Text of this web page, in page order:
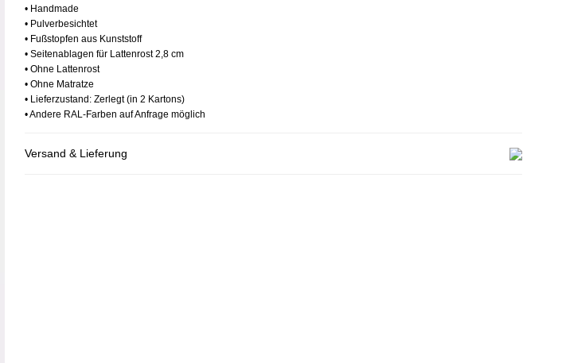
• Handmade
• Pulverbesichtet
• Fußstopfen aus Kunststoff
• Seitenablagen für Lattenrost 2,8 cm
• Ohne Lattenrost
• Ohne Matratze
• Lieferzustand: Zerlegt (in 2 Kartons)
• Andere RAL-Farben auf Anfrage möglich
Versand & Lieferung